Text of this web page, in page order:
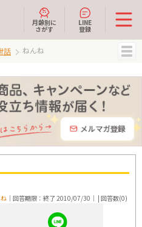
月齢別に
さがす
LINE
登録
話 ねんね
｜回答期限：終了 2010/07/30｜ | 回答数(0)